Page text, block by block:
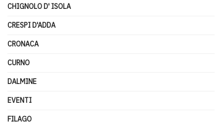
CHIGNOLO D' ISOLA
CRESPI D'ADDA
CRONACA
CURNO
DALMINE
EVENTI
FILAGO